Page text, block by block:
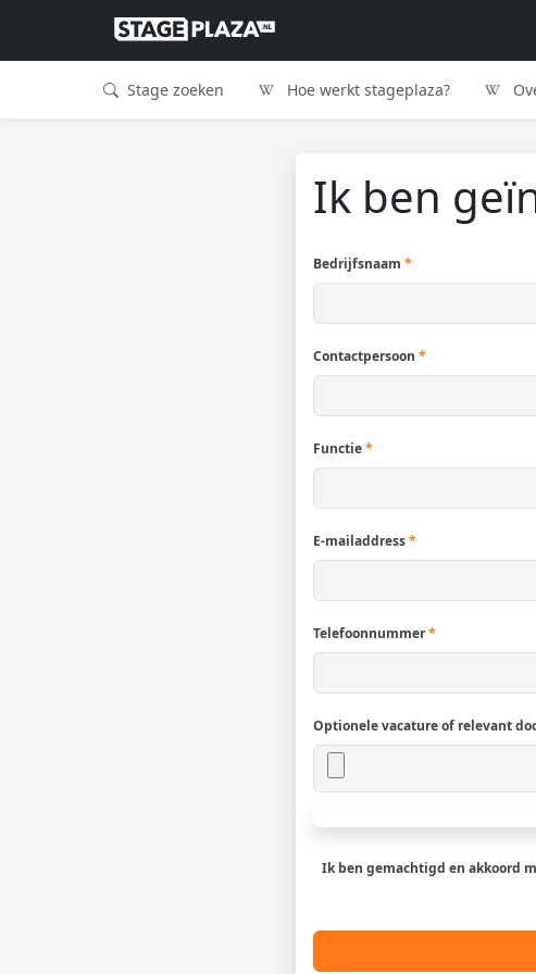
Stage zoeken Hoe werkt stageplaza?
Ik ben
Bedrijfsnaam *
Contactpersoon *
Functie*
E-mailaddress*
Telefoonnummer*
Optionele vacature of relevant
Ik ben gemachtigd en akkoord